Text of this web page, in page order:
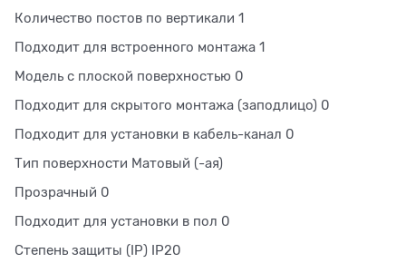
Количество постов по вертикали 1
Подходит для встроенного монтажа 1
Модель с плоской поверхностью 0
Подходит для скрытого монтажа (заподлицо) 0
Подходит для установки в кабель-канал 0
Тип поверхности Матовый (-ая)
Прозрачный 0
Подходит для установки в пол 0
Степень защиты (IP) IP20